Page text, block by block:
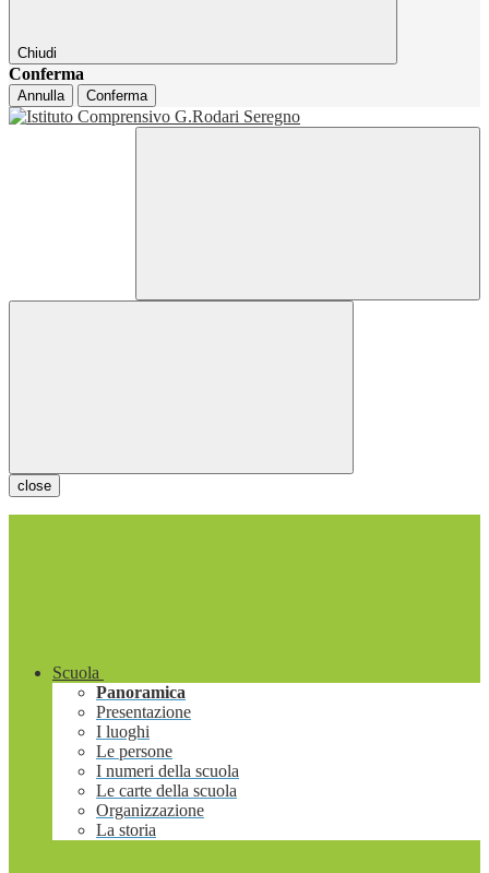
Chiudi
Conferma
Annulla Conferma
close
Scuola
Panoramica
Presentazione
I luoghi
Le persone
I numeri della scuola
Le carte della scuola
Organizzazione
La storia